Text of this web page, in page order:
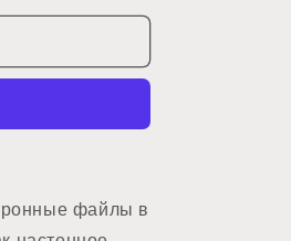
файлы в